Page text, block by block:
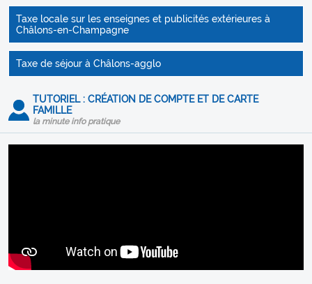
Taxe locale sur les enseignes et publicités extérieures à
Châlons-en-Champagne
Taxe de séjour à Châlons-agglo
TUTORIEL : CRÉATION DE COMPTE ET DE CARTE
FAMILLE
la minute info pratique